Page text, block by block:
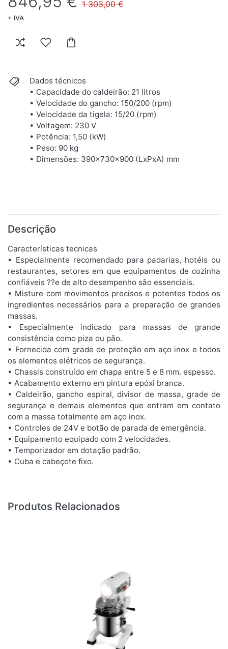
1 303,00 €
+ IVA
Dados técnicos
• Capacidade do caldeirão: 21 litros
• Velocidade do gancho: 150/200 (rpm)
• Velocidade da tigela: 15/20 (rpm)
• Voltagem: 230 V
• Potência: 1,50 (kW)
• Peso: 90 kg
• Dimensões: 390x730x900 (LxPxA) mm
Descrição
Características tecnicas
• Especialmente recomendado para padarias, hotéis ou
restaurantes, setores em que equipamentos de cozinha
confiáveis ??e de alto desempenho são essenciais.
• Misture com movimentos precisos e potentes todos os
ingredientes necessários para a preparação de grandes
massas.
• Especialmente indicado para massas de grande
consistência como piza ou pão.
• Fornecida com grade de proteção em aço inox e todos
os elementos elétricos de segurança.
• Chassis construído em chapa entre 5 e 8 mm. espesso.
• Acabamento externo em pintura epóxi branca.
• Caldeirão, gancho espiral, divisor de massa, grade de
segurança e demais elementos que entram em contato
com a massa totalmente em aço inox.
• Controles de 24V e botão de parada de emergência.
• Equipamento equipado com 2 velocidades.
• Temporizador em dotação padrão.
• Cuba e cabeçote fixo.
Produtos Relacionados